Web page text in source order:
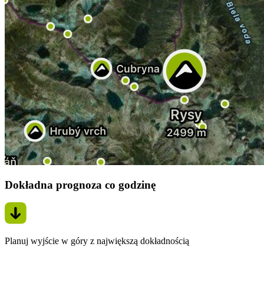
Dokładna prognoza co godzinę
Planuj wyjście w góry z największą dokładnością